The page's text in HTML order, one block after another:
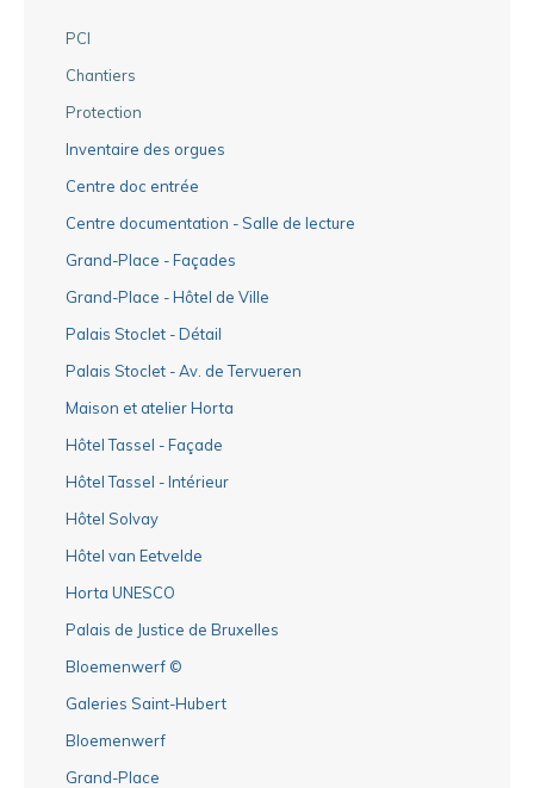
PCI
Chantiers
Protection
Inventaire des orgues
Centre doc entrée
Centre documentation - Salle de lecture
Grand-Place - Façades
Grand-Place - Hôtel de Ville
Palais Stoclet - Détail
Palais Stoclet - Av. de Tervueren
Maison et atelier Horta
Hôtel Tassel - Façade
Hôtel Tassel - Intérieur
Hôtel Solvay
Hôtel van Eetvelde
Horta UNESCO
Palais de Justice de Bruxelles
Bloemenwerf ©
Galeries Saint-Hubert
Bloemenwerf
Grand-Place